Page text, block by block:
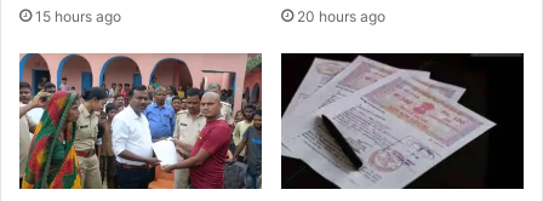
15 hours ago 20 hours ago